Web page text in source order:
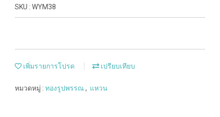
SKU : WYM38
เพิ่มรายการโปรด เปรียบเทียบ
หมวดหมู่ : ทองรูปพรรณ, แหวน